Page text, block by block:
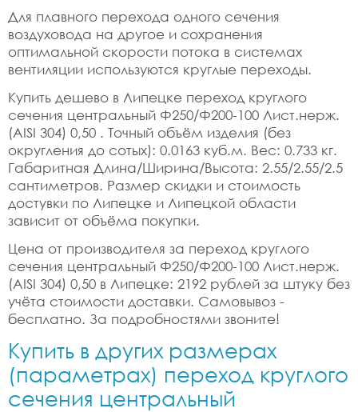
Для плавного перехода одного сечения
воздуховода на другое и сохранения
оптимальной скорости потока в системах
вентиляции используются круглые переходы.
Купить дешево в Липецке переход круглого
сечения центральный Ф250/Ф200-100 Лист.нерж.
(AISI 304) 0,50 . Точный объём изделия (без
округления до сотых): 0.0163 куб.м. Вес: 0.733 кг.
Габаритная Длина/Ширина/Высота: 2.55/2.55/2.5
сантиметров. Размер скидки и стоимость
достувки по Липецке и Липецкой области
зависит от объёма покупки.
Цена от производителя за переход круглого
сечения центральный Ф250/Ф200-100 Лист.нерж.
(AISI 304) 0,50 в Липецке: 2192 рублей за штуку без
учёта стоимости доставки. Самовывоз -
бесплатно. За подробностями звоните!
Купить в других размерах
(параметрах) переход круглого
сечения центральный